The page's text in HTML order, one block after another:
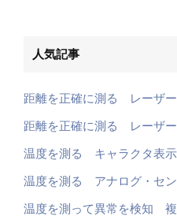
人気記事
距離を正確に測る レーザー
距離を正確に測る レーザー
温度を測る キャラクタ表
温度を測る アナログ・セン
温度を測って異常を検知